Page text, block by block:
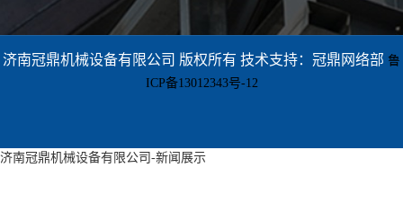
济南冠鼎机械设备有限公司 版权所有 技术支持：冠鼎网络部 鲁
ICP备13012343号-12
济南冠鼎机械设备有限公司-新闻展示